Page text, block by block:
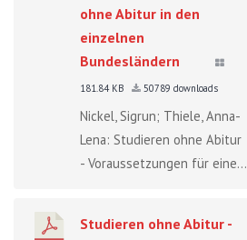
ohne Abitur in den
einzelnen
Bundesländern
181.84 KB 50789 downloads
Nickel, Sigrun; Thiele, Anna-
Lena: Studieren ohne Abitur
- Voraussetzungen für eine...
Studieren ohne Abitur -